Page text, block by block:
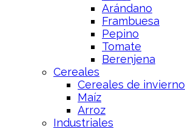
Arándano
Frambuesa
Pepino
Tomate
Berenjena
Cereales
Cereales de invierno
Maíz
Arroz
Industriales